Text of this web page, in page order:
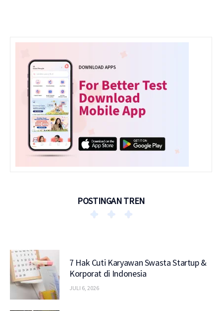
POSTINGAN TREN
7 Hak Cuti Karyawan Swasta Startup &
Korporat di Indonesia
JULI 6, 2026